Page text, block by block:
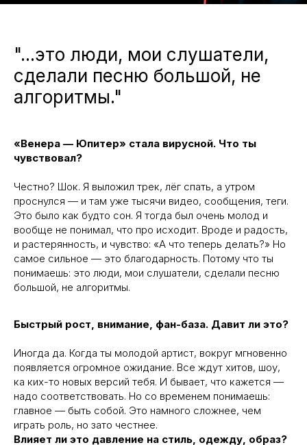
"...это люди, мои слушатели,
сделали песню большой, не
алгоритмы."
«Венера — Юпитер» стала вирусной. Что ты
чувствовал?
Честно? Шок. Я выложил трек, лёг спать, а утром
проснулся — и там уже тысячи видео, сообщения, теги.
Это было как будто сон. Я тогда был очень молод и
вообще не понимал, что про исходит. Вроде и радость,
и растерянность, и чувство: «А что теперь делать?» Но
самое сильное — это благодарность. Потому что ты
понимаешь: это люди, мои слушатели, сделали песню
большой, не алгоритмы.
Быстрый рост, внимание, фан-база. Давит ли это?
Иногда да. Когда ты молодой артист, вокруг мгновенно
появляется огромное ожидание. Все ждут хитов, шоу,
ка ких-то новых версий тебя. И бывает, что кажется —
надо соответствовать. Но со временем понимаешь:
главное — быть собой. Это намного сложнее, чем
играть роль, но зато честнее.
Влияет ли это давление на стиль, одежду, образ?